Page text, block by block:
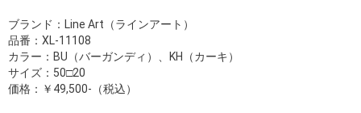
ブランド：Line Art（ラインアート）
品番：XL-11108
カラー：BU（バーガンディ）、KH（カーキ）
サイズ：50□20
価格：￥49,500-（税込）